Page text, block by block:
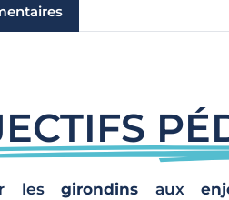
lesgirondins aux